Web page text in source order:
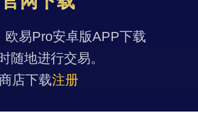
易Pro安卓版APP下载
随地进行交易。
店下载注册